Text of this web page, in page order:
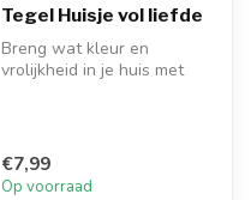
Tegel Huisje vol liefde
Breng wat kleur en
vrolijkheid in je huis met
€7,99
Op voorraad